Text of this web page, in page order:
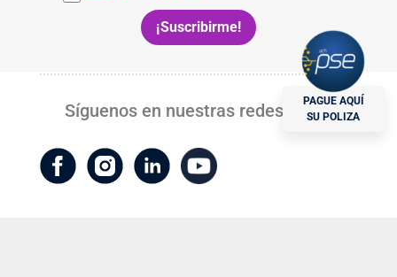
Síguenos en nuestras redes sociales:
PAGUE AQUÍ
SU POLIZA